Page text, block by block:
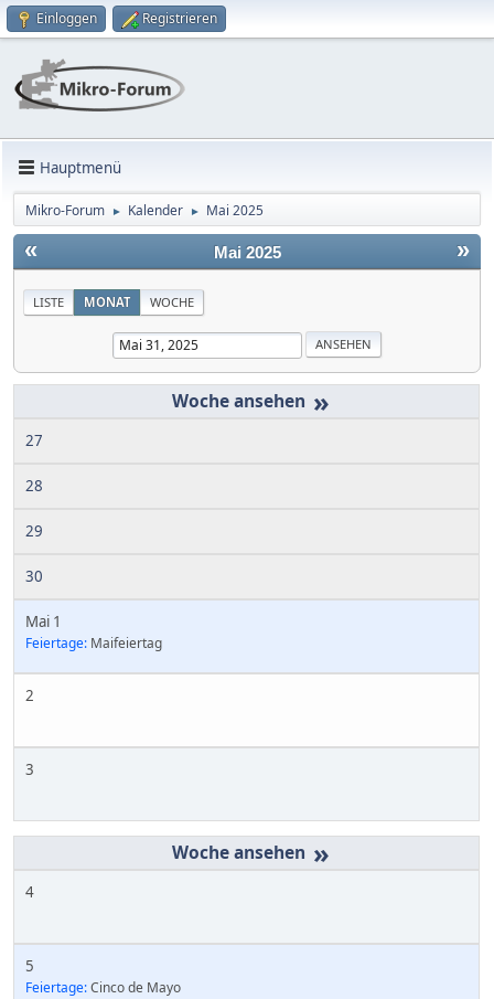
Einloggen Registrieren
Hauptmenü
Mikro-Forum ► Kalender ► Mai 2025
« »
Mai 2025
LISTE MONAT WOCHE
»
27
28
29
30
Mai 1
Feiertage: Maifeiertag
2
3
»
4
5
Feiertage:Cinco de Mayo